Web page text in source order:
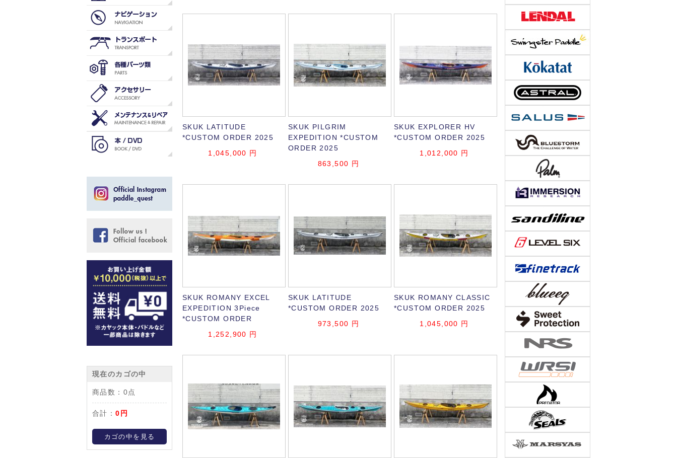
現在のカゴの中
商品数： 0点
合計：0円
カゴの中を見る
SKUK LATITUDE
*CUSTOM ORDER 2025
1,045,000 円
SKUK PILGRIM
EXPEDITION *CUSTOM
ORDER 2025
863,500 円
SKUK EXPLORER HV
*CUSTOM ORDER 2025
1,012,000 円
SKUK ROMANY EXCEL
EXPEDITION 3Piece
*CUSTOM ORDER
1,252,900 円
SKUK LATITUDE
*CUSTOM ORDER 2025
973,500 円
SKUK ROMANY CLASSIC
*CUSTOM ORDER 2025
1,045,000 円